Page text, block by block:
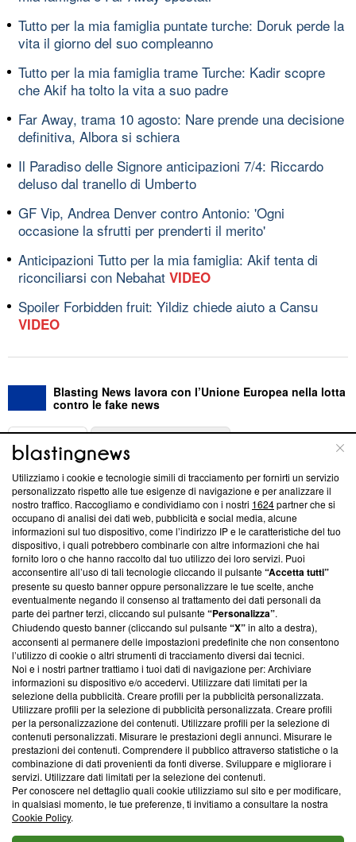
Tutto per la mia famiglia puntate turche: Doruk perde la
vita il giorno del suo compleanno
Tutto per la mia famiglia trame Turche: Kadir scopre
che Akif ha tolto la vita a suo padre
Far Away, trama 10 agosto: Nare prende una decisione
definitiva, Albora si schiera
Il Paradiso delle Signore anticipazioni 7/4: Riccardo
deluso dal tranello di Umberto
GF Vip, Andrea Denver contro Antonio: 'Ogni
occasione la sfrutti per prenderti il merito'
Anticipazioni Tutto per la mia famiglia: Akif tenta di
riconciliarsi con Nebahat VIDEO
Spoiler Forbidden fruit: Yildiz chiede aiuto a Cansu
VIDEO
Blasting News lavora con l’Unione Europea nella lotta
contro le fake news
ABOUT
Questa sezione offre informazioni trasparenti su Blasting
News, sui nostri processi editoriali e su come ci impegniamo a
creare news di qualità. Inoltre, afferma la nostra aderenza a
‘Trust Project - News with Integrity’Blasting News non è
ancora membro del programma, ma ha richiesto di farne
parte; Trust Project non ha ancora effettuato una verifica di
conformità agli standard.
Su di noi
Team editoriale
Corporate
Redazione
Informativa Privacy
Cookie Policy
Blasting SA, IDI CHE-247.845.224, Via Carlo Frasca, 3 - 6900
Lugano (Svizzera) Tel:+39 0690258937
© 2026 Blasting News
Utilizziamo i cookie e tecnologie simili di tracciamento per fornirti un servizio
personalizzato rispetto alle tue esigenze di navigazione e per analizzare il
nostro traffico. Raccogliamo e condividiamo con i nostri 1624partner che si
occupano di analisi dei dati web, pubblicità e social media, alcune
informazioni sul tuo dispositivo, come l’indirizzo IP e le caratteristiche del tuo
dispositivo, i quali potrebbero combinarle con altre informazioni che hai
fornito loro o che hanno raccolto dal tuo utilizzo dei loro servizi. Puoi
acconsentire all’uso di tali tecnologie cliccando il pulsante“Accetta tutti”
presente su questo banner oppure personalizzare le tue scelte, anche
eventualmente negando il consenso al trattamento dei dati personali da
parte dei partner terzi, cliccando sul pulsante“Personalizza”.
Chiudendo questo banner (cliccando sul pulsante“X”in alto a destra),
acconsenti al permanere delle impostazioni predefinite che non consentono
l’utilizzo di cookie o altri strumenti di tracciamento diversi dai tecnici.
Noi e i nostri partner trattiamo i tuoi dati di navigazione per: Archiviare
informazioni su dispositivo e/o accedervi. Utilizzare dati limitati per la
selezione della pubblicità. Creare profili per la pubblicità personalizzata.
Utilizzare profili per la selezione di pubblicità personalizzata. Creare profili
per la personalizzazione dei contenuti. Utilizzare profili per la selezione di
contenuti personalizzati. Misurare le prestazioni degli annunci. Misurare le
prestazioni dei contenuti. Comprendere il pubblico attraverso statistiche o la
combinazione di dati provenienti da fonti diverse. Sviluppare e migliorare i
servizi. Utilizzare dati limitati per la selezione dei contenuti.
Per conoscere nel dettaglio quali cookie utilizziamo sul sito e per modificare,
in qualsiasi momento, le tue preferenze, ti invitiamo a consultare la nostra
Cookie Policy.